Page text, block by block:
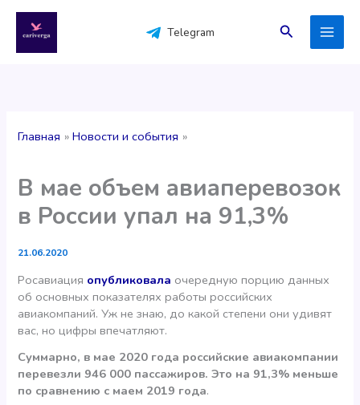
содержимому
Telegram Поиск
Главная Новости и события
В мае объем авиаперевозок
в России упал на 91,3%
21.06.2020
Росавиация опубликовала очередную порцию данных
об основных показателях работы российских
авиакомпаний. Уж не знаю, до какой степени они удивят
вас, но цифры впечатляют.
Суммарно, в мае 2020 года российские авиакомпании
перевезли 946 000 пассажиров. Это на 91,3% меньше
по сравнению с маем 2019 года.